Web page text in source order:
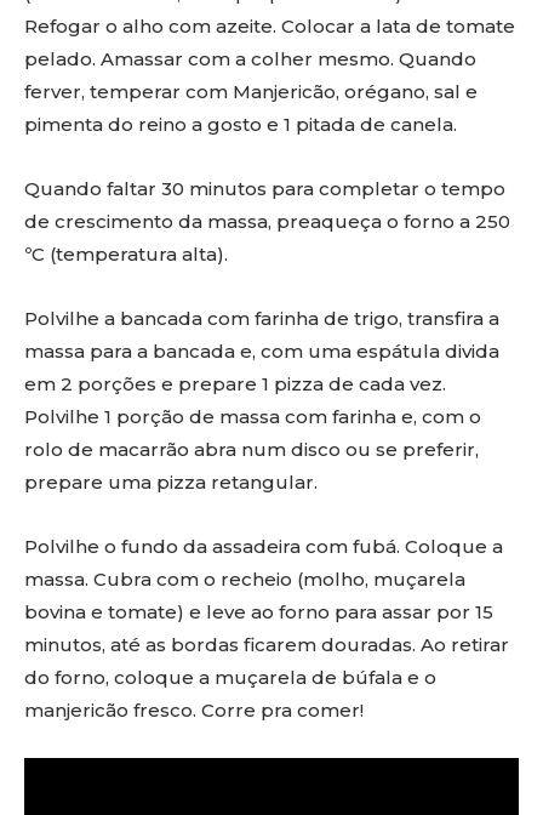
Refogar o alho com azeite. Colocar a lata de tomate
pelado. Amassar com a colher mesmo. Quando
ferver, temperar com Manjericão, orégano, sal e
pimenta do reino a gosto e 1 pitada de canela.
Quando faltar 30 minutos para completar o tempo
de crescimento da massa, preaqueça o forno a 250
ºC (temperatura alta).
Polvilhe a bancada com farinha de trigo, transfira a
massa para a bancada e, com uma espátula divida
em 2 porções e prepare 1 pizza de cada vez.
Polvilhe 1 porção de massa com farinha e, com o
rolo de macarrão abra num disco ou se preferir,
prepare uma pizza retangular.
Polvilhe o fundo da assadeira com fubá. Coloque a
massa. Cubra com o recheio (molho, muçarela
bovina e tomate) e leve ao forno para assar por 15
minutos, até as bordas ficarem douradas. Ao retirar
do forno, coloque a muçarela de búfala e o
manjericão fresco. Corre pra comer!